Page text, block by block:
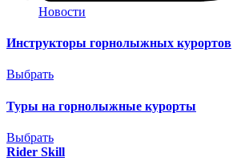
Новости
Инструкторы горнолыжных курортов
Выбрать
Туры на горнолыжные курорты
Выбрать
Rider Skill